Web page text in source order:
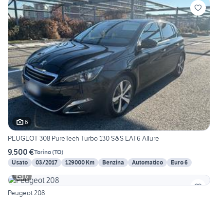
6
PEUGEOT 308 PureTech Turbo 130 S&S EAT6 Allure
9.500 €Torino(TO)
Usato
03/2017 129000 Km Benzina Automatico
Euro 6
6
Peugeot 208